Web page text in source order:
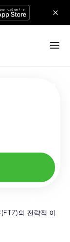
의 전략적 이